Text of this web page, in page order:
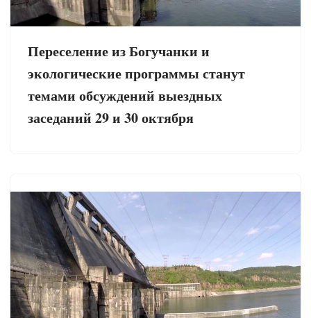
Переселение из Богучанки и
экологические программы станут
темами обсуждений выездных
заседаний 29 и 30 октября